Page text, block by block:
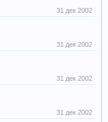
31 дек 2002
31 дек 2002
31 дек 2002
31 дек 2002